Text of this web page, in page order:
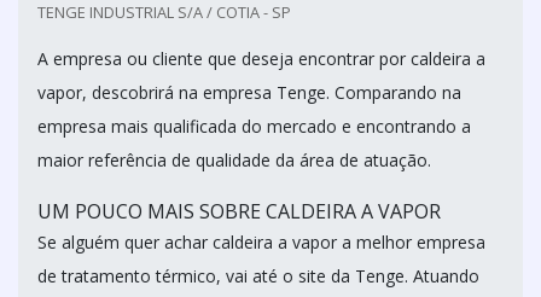
TENGE INDUSTRIAL S/A / COTIA - SP
A empresa ou cliente que deseja encontrar por caldeira a
vapor, descobrirá na empresa Tenge. Comparando na
empresa mais qualificada do mercado e encontrando a
maior referência de qualidade da área de atuação.
UM POUCO MAIS SOBRE CALDEIRA A VAPOR
Se alguém quer achar caldeira a vapor a melhor empresa
de tratamento térmico, vai até o site da Tenge. Atuando